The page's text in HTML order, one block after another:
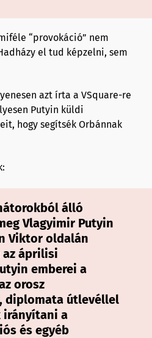
“provokáció” nem
el tud képzelni, sem
azt írta a VSquare-re
Putyin küldi
hogy segítsék Orbánnak
álló
Vlagyimir Putyin
Viktor oldalán
az áprilisi
emberei a
orosz
diplomata útlevéllel
irányítani a
és egyéb